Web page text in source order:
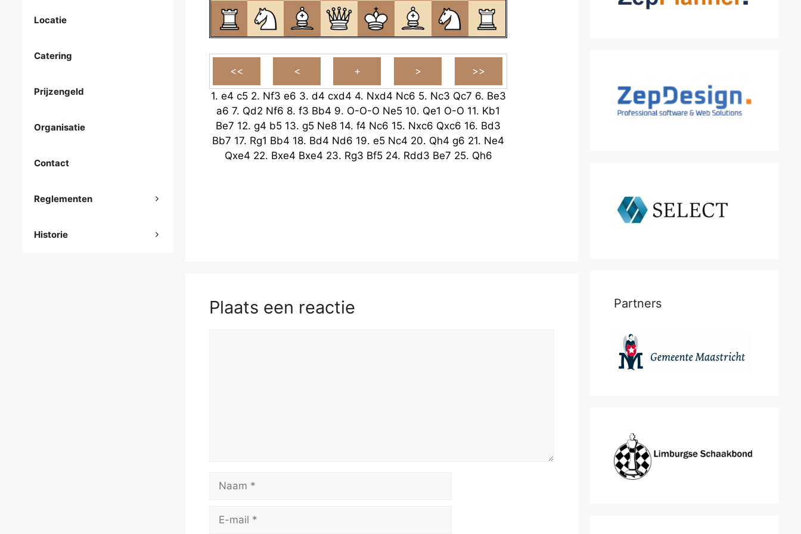
1. e4 c5 2. Nf3 e6 3. d4 cxd4 4. Nxd4 Nc6 5. Nc3 Qc7 6. Be3
a6 7. Qd2 Nf6 8. f3 Bb4 9. O-O-O Ne5 10. Qe1 O-O 11. Kb1
Be7 12. g4 b5 13. g5 Ne8 14. f4 Nc6 15. Nxc6 Qxc6 16. Bd3
Bb7 17. Rg1 Bb4 18. Bd4 Nd6 19. e5 Nc4 20. Qh4 g6 21. Ne4
Qxe4 22. Bxe4 Bxe4 23. Rg3 Bf5 24. Rdd3 Be7 25. Qh6
Plaats een reactie
mail
Locatie
Catering
Prijzengeld
Organisatie
Contact
Reglementen
Historie
Partners